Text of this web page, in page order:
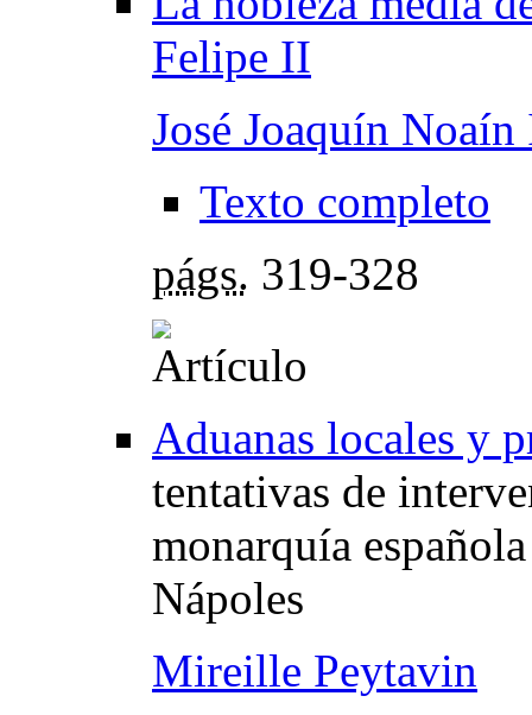
Felipe II
José Joaquín
Texto completo
págs. 319-328
Aduanas locales y
tentativas de
monarquía
Nápoles
Mireille Peytavin